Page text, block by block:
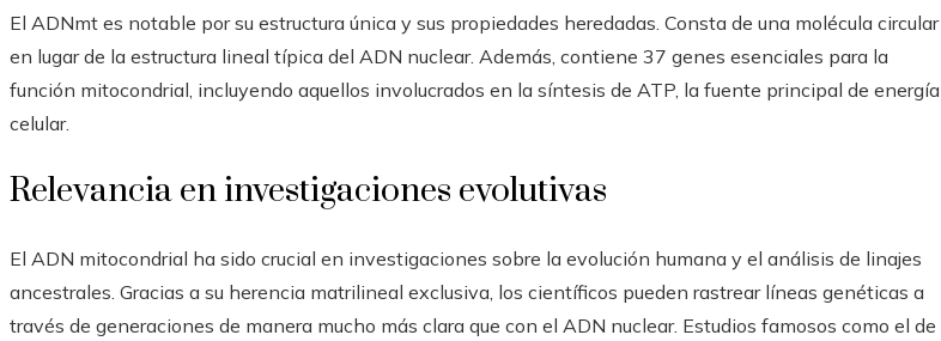
El ADNmt es notable por su estructura única y sus propiedades heredadas. Consta de una molécula circular
en lugar de la estructura lineal típica del ADN nuclear. Además, contiene 37 genes esenciales para la
función mitocondrial, incluyendo aquellos involucrados en la síntesis de ATP, la fuente principal de energía
celular.
Relevancia en investigaciones evolutivas
El ADN mitocondrial ha sido crucial en investigaciones sobre la evolución humana y el análisis de linajes
ancestrales. Gracias a su herencia matrilineal exclusiva, los científicos pueden rastrear líneas genéticas a
través de generaciones de manera mucho más clara que con el ADN nuclear. Estudios famosos como el de